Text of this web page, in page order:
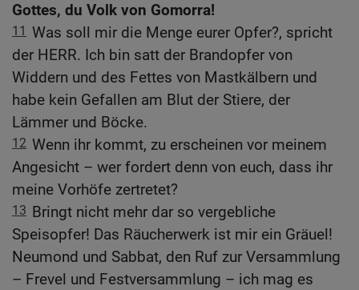
Gottes, du Volk von Gomorra!
11 Was soll mir die Menge eurer Opfer?, spricht
der HERR. Ich bin satt der Brandopfer von
Widdern und des Fettes von Mastkälbern und
habe kein Gefallen am Blut der Stiere, der
Lämmer und Böcke.
12 Wenn ihr kommt, zu erscheinen vor meinem
Angesicht – wer fordert denn von euch, dass ihr
meine Vorhöfe zertretet?
13 Bringt nicht mehr dar so vergebliche
Speisopfer! Das Räucherwerk ist mir ein Gräuel!
Neumond und Sabbat, den Ruf zur Versammlung
– Frevel und Festversammlung – ich mag es